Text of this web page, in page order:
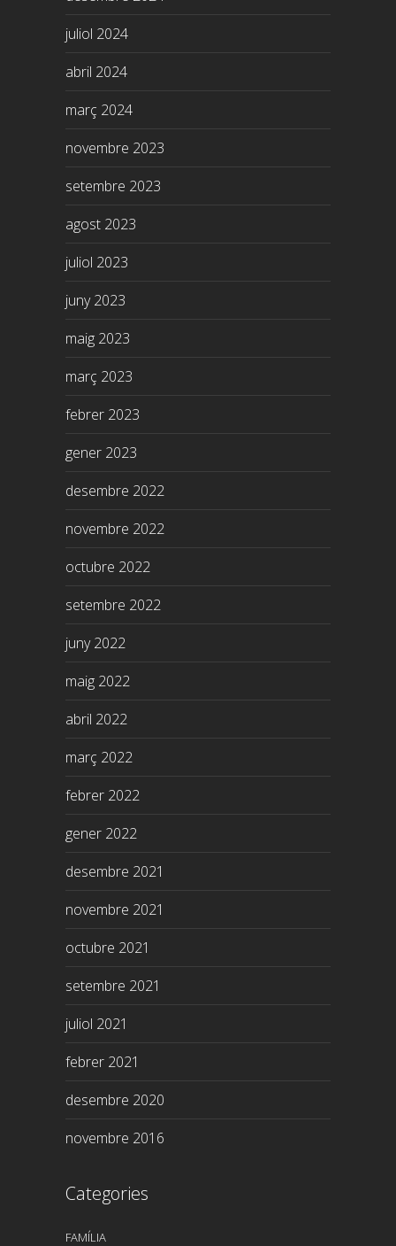
juliol 2024
abril 2024
març 2024
novembre 2023
setembre 2023
agost 2023
juliol 2023
juny 2023
maig 2023
març 2023
febrer 2023
gener 2023
desembre 2022
novembre 2022
octubre 2022
setembre 2022
juny 2022
maig 2022
abril 2022
març 2022
febrer 2022
gener 2022
desembre 2021
novembre 2021
octubre 2021
setembre 2021
juliol 2021
febrer 2021
desembre 2020
novembre 2016
Categories
FAMÍLIA